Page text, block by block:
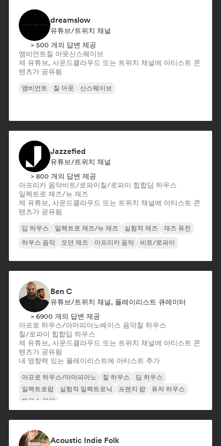
dreamslow
유튜브/트위치 채널
> 500 개의 답변 제공
앰비언트칠 아웃신스웨이브
제 유튜브, 사운드클라우드 또는 트위치 채널에 아티스트 콘
텐츠가 공유됨
앰비언트 칠 아웃 신스웨이브
Jazzefied
유튜브/트위치 채널
> 800 개의 답변 제공
아프리카 음악비트/로파이칠/로파이 힙합딥 하우스
일렉트로 재즈/뉴 재즈
제 유튜브, 사운드클라우드 또는 트위치 채널에 아티스트 콘
텐츠가 공유됨
딥 하우스 일렉트로 재즈/뉴 재즈 실험적 재즈
재즈 퓨전
하우스 음악
모던 재즈 아프리카 음악 비트/로파이
Ben C
유튜브/트위치 채널, 플레이리스트 큐레이터
> 6900 개의 답변 제공
아프로 하우스/아마피아노베이스 음악칠 하우스
칠/로파이 힙합딥 하우스
제 유튜브, 사운드클라우드 또는 트위치 채널에 아티스트 콘
텐츠가 공유됨
내 영향력 있는 플레이리스트에 아티스트 추가
아프로 하우스/아마피아노 칠 하우스
딥 하우스
일렉트로팝
실험적 일렉트로닉 프렌치 팝
퓨처 하우스
하우스 음악
Acoustic Indie Folk